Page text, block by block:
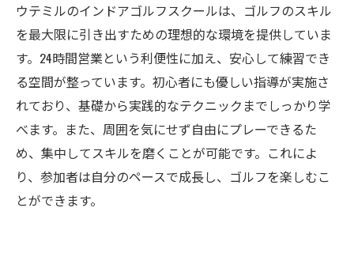
ウテミルのインドアゴルフスクールは、ゴルフのスキル
を最大限に引き出すための理想的な環境を提供していま
す。24時間営業という利便性に加え、安心して練習でき
る空間が整っています。初心者にも優しい指導が実施さ
れており、基礎から実践的なテクニックまでしっかり学
べます。また、周囲を気にせず自由にプレーできるた
め、集中してスキルを磨くことが可能です。これによ
り、参加者は自分のペースで成長し、ゴルフを楽しむこ
とができます。